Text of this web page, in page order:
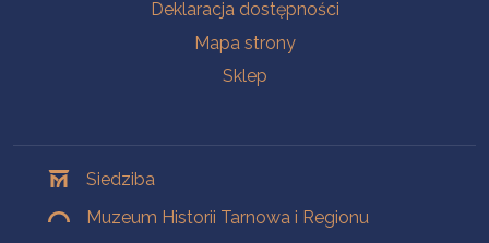
Deklaracja dostępności
Mapa strony
Sklep
Siedziba
Muzeum Historii Tarnowa i Regionu